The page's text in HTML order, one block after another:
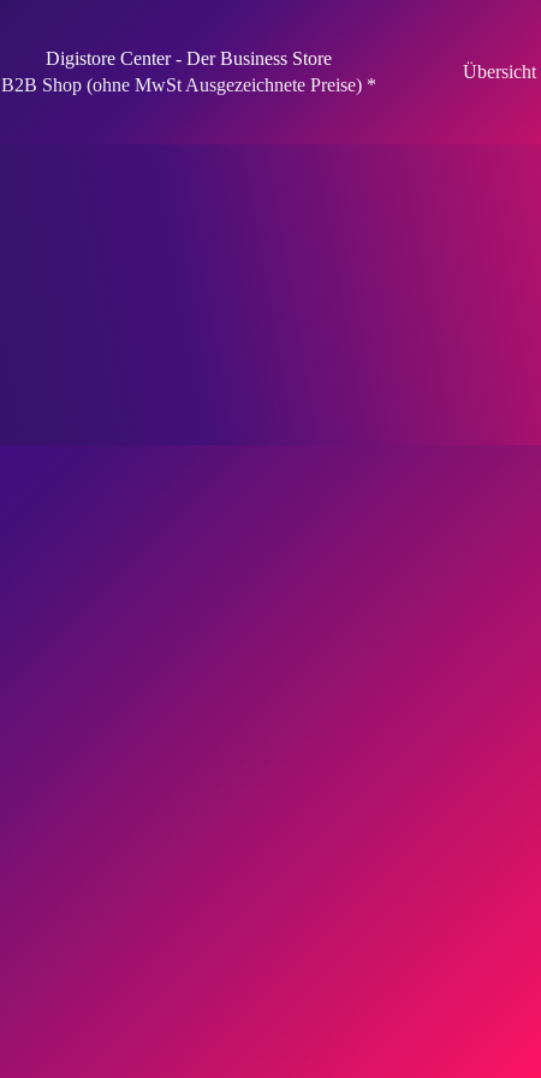
Digistore Center - Der Business Store
B2B Shop (ohne MwSt Ausgezeichnete Preise) *
Übersicht